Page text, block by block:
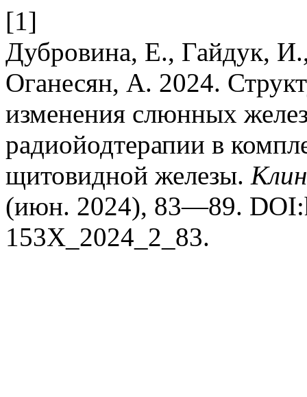
[1]
Дубровина, Е., Гайдук,
Оганесян, А. 2024.
изменения слюнных
радиойодтерапии в
щитовидной железы.
(июн. 2024), 83—89.
153X_2024_2_83.